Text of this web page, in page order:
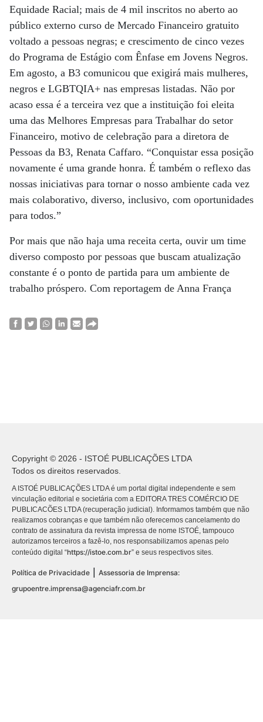
Equidade Racial; mais de 4 mil inscritos no aberto ao
público externo curso de Mercado Financeiro gratuito
voltado a pessoas negras; e crescimento de cinco vezes
do Programa de Estágio com Ênfase em Jovens Negros.
Em agosto, a B3 comunicou que exigirá mais mulheres,
negros e LGBTQIA+ nas empresas listadas. Não por
acaso essa é a terceira vez que a instituição foi eleita
uma das Melhores Empresas para Trabalhar do setor
Financeiro, motivo de celebração para a diretora de
Pessoas da B3, Renata Caffaro. “Conquistar essa posição
novamente é uma grande honra. É também o reflexo das
nossas iniciativas para tornar o nosso ambiente cada vez
mais colaborativo, diverso, inclusivo, com oportunidades
para todos.”
Por mais que não haja uma receita certa, ouvir um time
diverso composto por pessoas que buscam atualização
constante é o ponto de partida para um ambiente de
trabalho próspero. Com reportagem de Anna França
Copyright © 2026 - ISTOÉ PUBLICAÇÕES LTDA
Todos os direitos reservados.
A ISTOÉ PUBLICAÇÕES LTDA é um portal digital independente e sem
vinculação editorial e societária com a EDITORA TRES COMÉRCIO DE
PUBLICACÕES LTDA (recuperação judicial). Informamos também que não
realizamos cobranças e que também não oferecemos cancelamento do
contrato de assinatura da revista impressa de nome ISTOÉ, tampouco
autorizamos terceiros a fazê-lo, nos responsabilizamos apenas pelo
conteúdo digital “https://istoe.com.br” e seus respectivos sites.
Política de Privacidade
Assessoria de Imprensa:
grupoentre.imprensa@agenciafr.com.br